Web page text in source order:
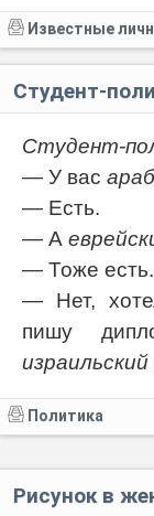
Известные
Студент-
Студент-
— У вас
— Есть.
— А
— Тоже
— Нет,
пишу
Политика
Рисунок в